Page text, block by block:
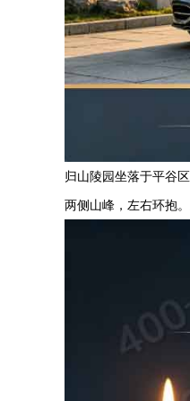
归山陵园坐落于平谷
两侧山峰，左右环抱